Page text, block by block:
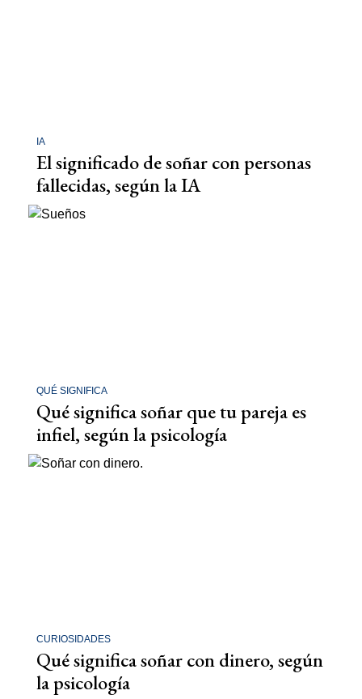
IA
El significado de soñar con personas
fallecidas, según la IA
QUÉ SIGNIFICA
Qué significa soñar que tu pareja es
infiel, según la psicología
CURIOSIDADES
Qué significa soñar con dinero, según
la psicología